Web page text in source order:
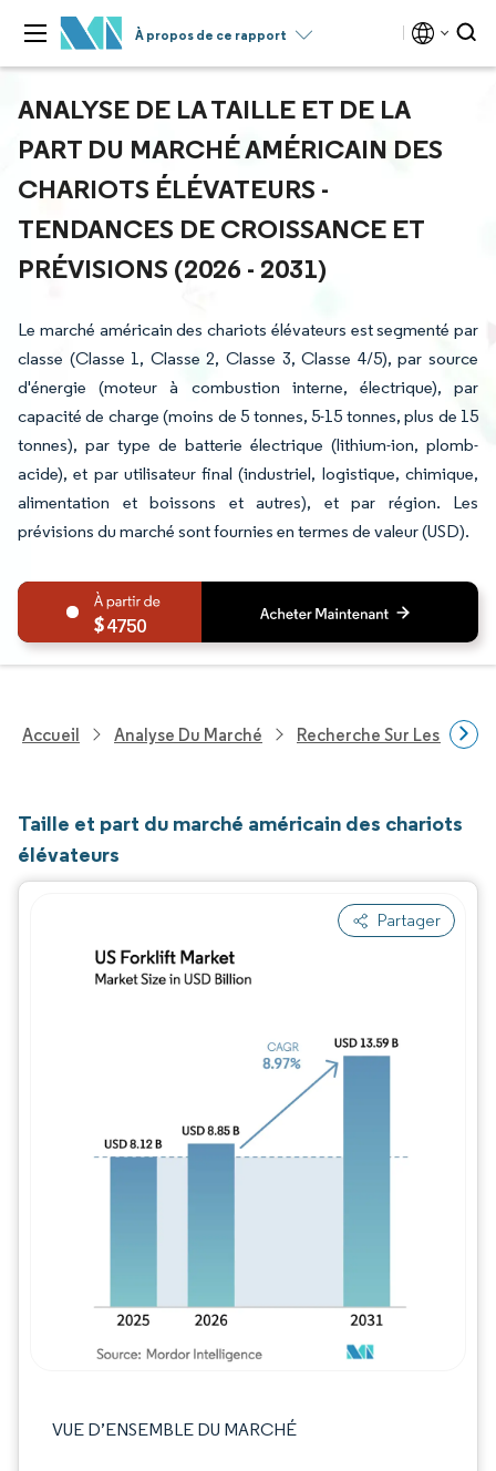
À propos de ce rapport
ANALYSE DE LA TAILLE ET DE LA
PART DU MARCHÉ AMÉRICAIN DES
CHARIOTS ÉLÉVATEURS -
TENDANCES DE CROISSANCE ET
PRÉVISIONS (2026 - 2031)
Le marché américain des chariots élévateurs est segmenté par
classe (Classe 1, Classe 2, Classe 3, Classe 4/5), par source
d'énergie (moteur à combustion interne, électrique), par
capacité de charge (moins de 5 tonnes, 5-15 tonnes, plus de 15
tonnes), par type de batterie électrique (lithium-ion, plomb-
acide), et par utilisateur final (industriel, logistique, chimique,
alimentation et boissons et autres), et par région. Les
prévisions du marché sont fournies en termes de valeur (USD).
4750
Accueil Analyse Du Marché Recherche Sur Les
Taille et part du marché américain des chariots
élévateurs
Partager
VUE D’ENSEMBLE DU MARCHÉ